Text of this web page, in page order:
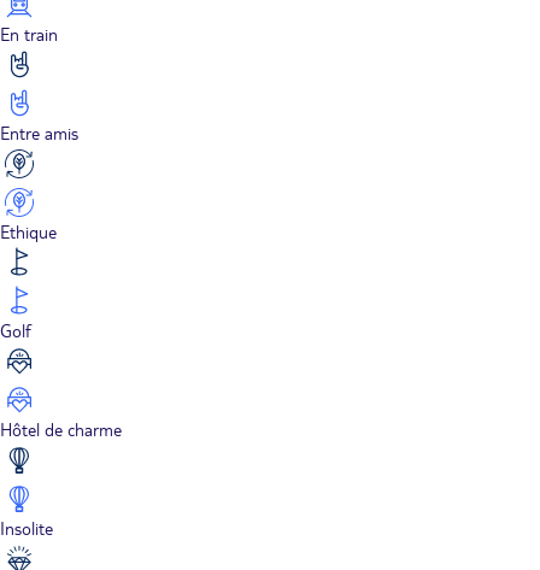
En train
Entre amis
Ethique
Golf
Hôtel de charme
Insolite